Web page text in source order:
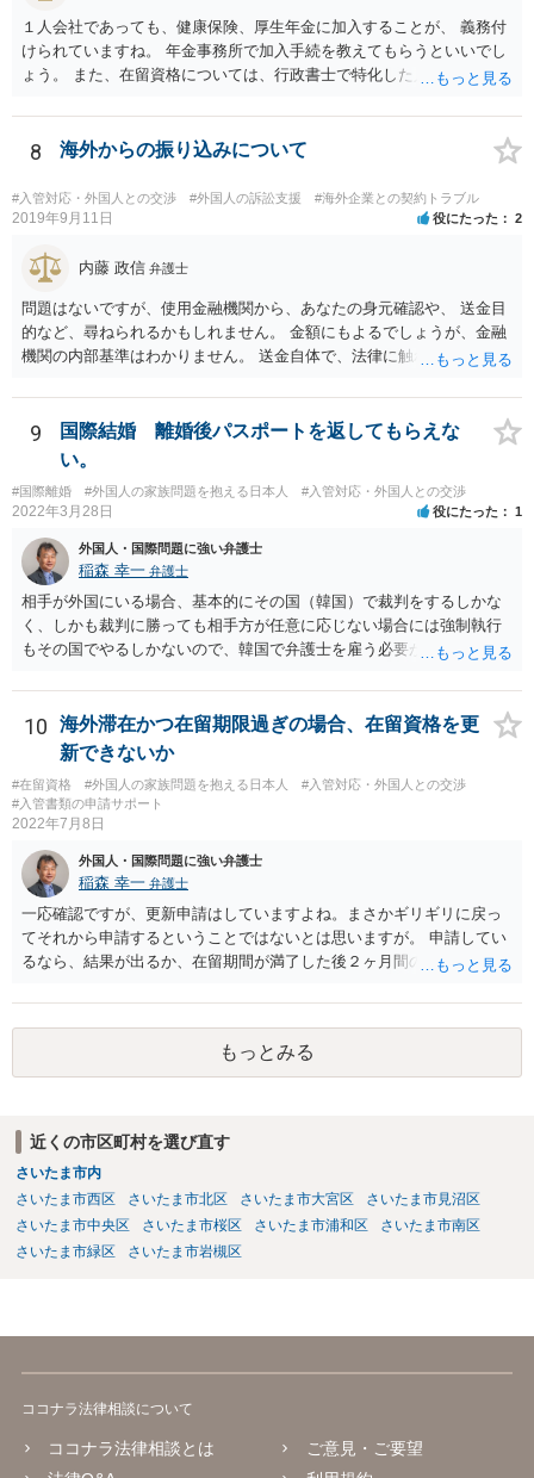
１人会社であっても、健康保険、厚生年金に加入することが、 義務付
けられていますね。 年金事務所で加入手続を教えてもらうといいでし
ょう。 また、在留資格については、行政書士で特化した人が何人も い
人は少ないですね。
8 海外からの振り込みについて
#入管対応・外国人との交渉 #外国人の訴訟支援 #海外企業との契約トラブル
2019年9月11日 役にたった 2
内藤 政信 弁護士
問題はないですが、使用金融機関から、あなたの身元確認や、 送金目
的など、尋ねられるかもしれません。 金額にもよるでしょうが、金融
機関の内部基準はわかりません。 送金自体で、法律に触れたり、逮捕
9
国際結婚 離婚後パスポートを返してもらえな
い。
#国際離婚 #外国人の家族問題を抱える日本人 #入管対応・外国人との交渉
2022年3月28日 役にたった 1
外国人・国際問題に強い弁護士
稲森 幸一 弁護士
相手が外国にいる場合、基本的にその国（韓国）で裁判をするしかな
く、しかも裁判に勝っても相手方が任意に応じない場合には強制執行
もその国でやるしかないので、韓国で弁護士を雇う必要が出てきそう
できないのでしょうか。 そちらのほうが早い気がします。
10
海外滞在かつ在留期限過ぎの場合、在留資格を更
新できないか
#在留資格 #外国人の家族問題を抱える日本人
#入管対応・外国人との交渉
#入管書類の申請サポート
2022年7月8日
外国人・国際問題に強い弁護士
稲森 幸一 弁護士
一応確認ですが、更新申請はしていますよね。まさかギリギリに戻っ
てそれから申請するということではないとは思いますが。 申請してい
るなら、結果が出るか、在留期間が満了した後２ヶ月間のいずれか早
コロナで２ヶ月も帰国が遅れることはまずないのではないでしょう
か。
もっとみる
近くの市区町村を選び直す
さいたま市内
さいたま市西区
さいたま市北区 さいたま市大宮区
さいたま市見沼区
さいたま市中央区
さいたま市桜区 さいたま市浦和区
さいたま市南区
さいたま市緑区
さいたま市岩槻区
ココナラ法律相談について
ココナラ法律相談とは
ご意見・ご要望